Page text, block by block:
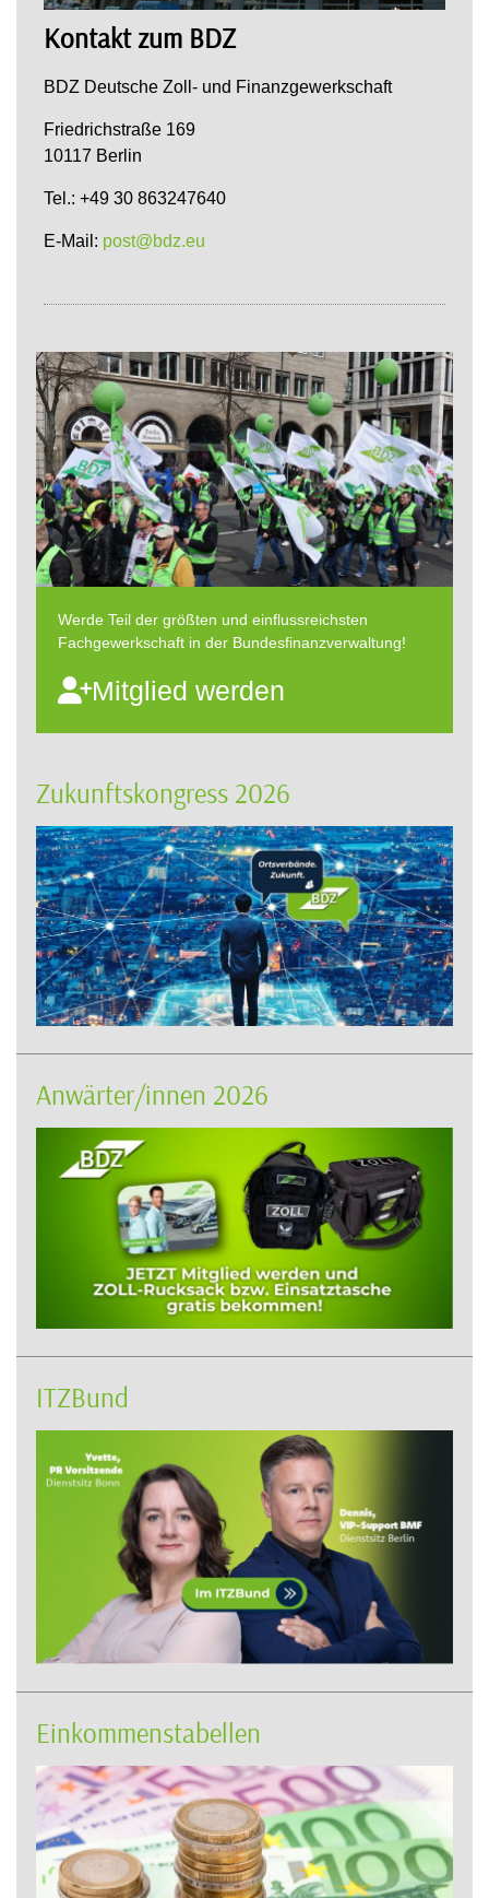
Kontakt zum BDZ
BDZ Deutsche Zoll- und Finanzgewerkschaft
Friedrichstraße 169
10117 Berlin
Tel.: +49 30 863247640
E-Mail: post@bdz.eu
Werde Teil der größten und einflussreichsten
Fachgewerkschaft in der Bundesfinanzverwaltung!
Mitglied werden
Zukunftskongress 2026
Anwärter/innen 2026
ITZBund
Einkommenstabellen